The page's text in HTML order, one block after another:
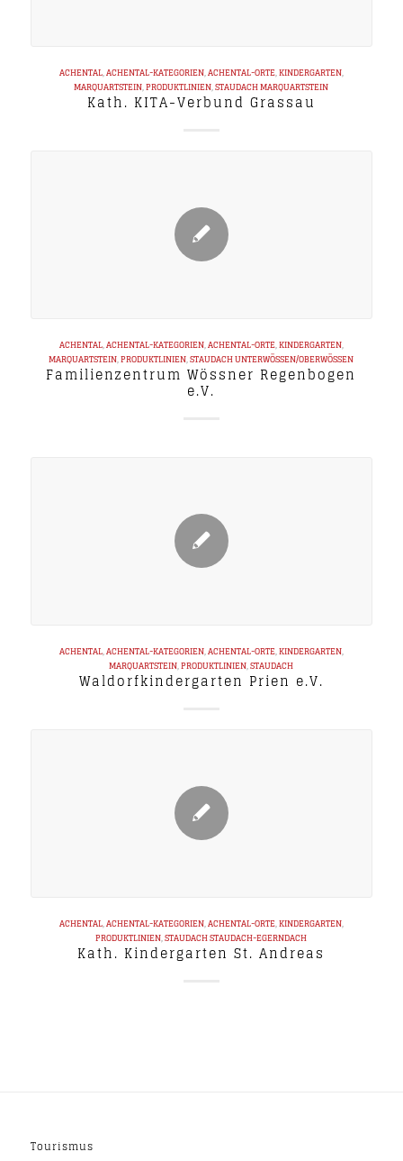
ACHENTAL,ACHENTAL-KATEGORIEN,ACHENTAL-ORTE,KINDERGARTEN,
MARQUARTSTEIN,PRODUKTLINIEN,STAUDACHMARQUARTSTEIN
Kath. KITA-Verbund Grassau
ACHENTAL,ACHENTAL-KATEGORIEN,ACHENTAL-ORTE,KINDERGARTEN,
MARQUARTSTEIN,PRODUKTLINIEN,STAUDACHUNTERWÖSSEN/OBERWÖSSEN
Familienzentrum Wössner Regenbogen
e.V.
ACHENTAL,ACHENTAL-KATEGORIEN,ACHENTAL-ORTE,KINDERGARTEN,
MARQUARTSTEIN,PRODUKTLINIEN,STAUDACH
Waldorfkindergarten Prien e.V.
ACHENTAL,ACHENTAL-KATEGORIEN,ACHENTAL-ORTE,KINDERGARTEN,
PRODUKTLINIEN,STAUDACHSTAUDACH-EGERNDACH
Kath. Kindergarten St. Andreas
Tourismus